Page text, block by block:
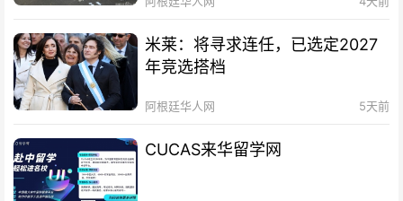
米莱：将寻求连任，已选定2027
年竞选搭档
阿根廷华人网 5天前
CUCAS来华留学网